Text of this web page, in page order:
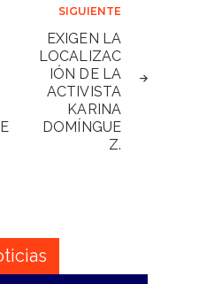
SIGUIENTE
EXIGEN LA
LOCALIZAC
IÓN DE LA
ACTIVISTA
KARINA
DOMÍNGUE
Z.